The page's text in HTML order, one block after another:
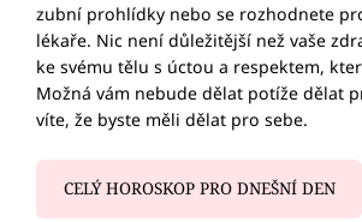
zubní prohlídky nebo se rozhodnete
lékaře. Nic není důležitější než vaše
ke svému tělu s úctou a respektem,
Možná vám nebude dělat potíže dělat
víte, že byste měli dělat pro sebe.
CELÝ HOROSKOP PRO DNEŠNÍ DEN